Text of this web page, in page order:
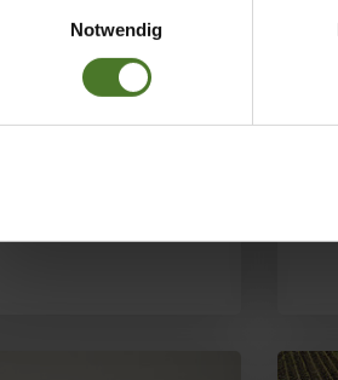
Daten bestehen kann.
Impressum
Notwendig
alto
EasyCut B